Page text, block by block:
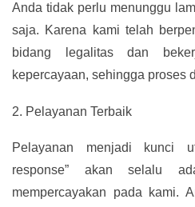
Anda tidak perlu menunggu
saja. Karena kami telah
bidang legalitas dan
kepercayaan, sehingga proses
2. Pelayanan Terbaik
Pelayanan menjadi kunci
response” akan selalu
mempercayakan pada kami.